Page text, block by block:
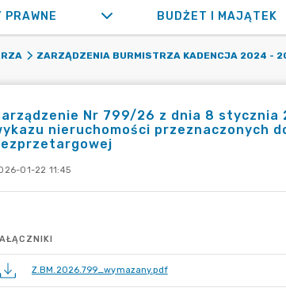
PRAWNE BUDŻET I MAJĄTEK
ZARZĄDZENIA BURMISTRZA KADENCJA 2024 -
Nr 799/26 z dnia 8 stycznia
nieruchomości przeznaczonych
01-22 11:45
Z.BM.2026.799_wymazany.pdf